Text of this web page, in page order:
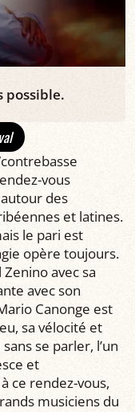
possible.
vous
des
et latines.
le pari est
opère toujours.
avec sa
avec son
Canonge est
sa vélocité et
se parler, l’un
et
ce rendez-vous,
musiciens du